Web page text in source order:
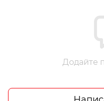
Додайте